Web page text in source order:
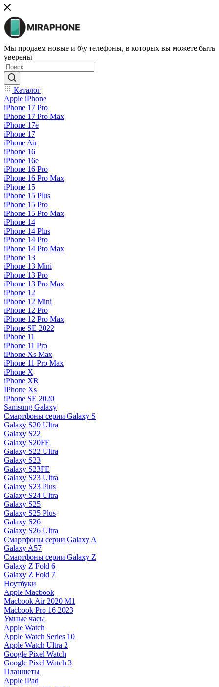
Мы продаем новые и б\у телефоны, в которых вы можете быть
уверены
Каталог
Apple iPhone
iPhone 17 Pro
iPhone 17 Pro Max
iPhone 17e
iPhone 17
iPhone Air
iPhone 16
iPhone 16e
iPhone 16 Pro
iPhone 16 Pro Max
iPhone 15
iPhone 15 Plus
iPhone 15 Pro
iPhone 15 Pro Max
iPhone 14
iPhone 14 Plus
iPhone 14 Pro
iPhone 14 Pro Max
iPhone 13
iPhone 13 Mini
iPhone 13 Pro
iPhone 13 Pro Max
iPhone 12
iPhone 12 Mini
iPhone 12 Pro
iPhone 12 Pro Max
iPhone SE 2022
iPhone 11
iPhone 11 Pro
iPhone Xs Max
iPhone 11 Pro Max
iPhone X
iPhone XR
IPhone Xs
iPhone SE 2020
Samsung Galaxy
Смартфоны серии Galaxy S
Galaxy S20 Ultra
Galaxy S22
Galaxy S20FE
Galaxy S22 Ultra
Galaxy S23
Galaxy S23FE
Galaxy S23 Ultra
Galaxy S23 Plus
Galaxy S24 Ultra
Galaxy S25
Galaxy S25 Plus
Galaxy S26
Galaxy S26 Ultra
Смартфоны серии Galaxy A
Galaxy A57
Смартфоны серии Galaxy Z
Galaxy Z Fold 6
Galaxy Z Fold 7
Ноутбуки
Apple Macbook
Macbook Air 2020 M1
Macbook Pro 16 2023
Умные часы
Apple Watch
Apple Watch Series 10
Apple Watch Ultra 2
Google Pixel Watch
Google Pixel Watch 3
Планшеты
Apple iPad